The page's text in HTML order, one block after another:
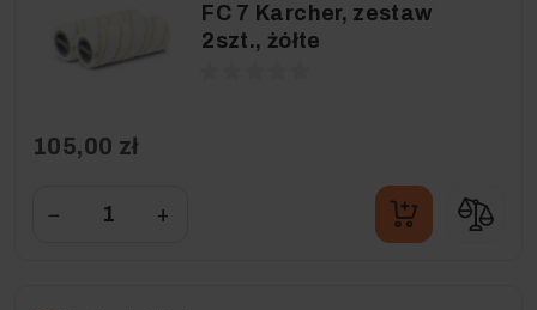
FC 7 Karcher, zestaw
2szt., żółte
105,00 zł
− +